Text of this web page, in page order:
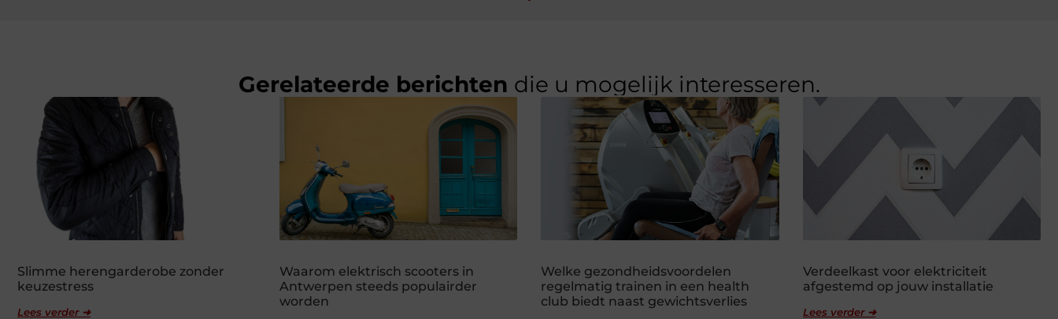
Gerelateerde berichten die u mogelijk interesseren.
Slimme herengarderobe zonder
keuzestress
Lees verder ➜
Waarom elektrisch scooters in
Antwerpen steeds populairder
worden
Welke gezondheidsvoordelen
regelmatig trainen in een health
club biedt naast gewichtsverlies
Verdeelkast voor elektriciteit
afgestemd op jouw installatie
Lees verder ➜